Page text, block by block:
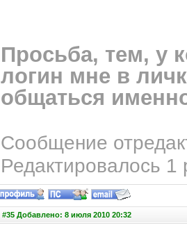
Просьба, тем, у
логин мне в
общаться
Сообщение
Редактировалось 1
#35 Добавлено: 8 июля 2010 20:32